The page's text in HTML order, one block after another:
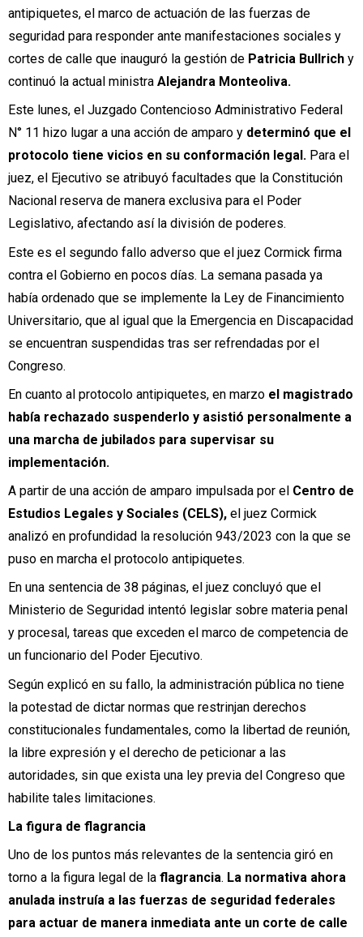
antipiquetes, el marco de actuación de las fuerzas de
seguridad para responder ante manifestaciones sociales y
cortes de calle que inauguró la gestión de Patricia Bullrich y
continuó la actual ministra Alejandra Monteoliva.
Este lunes, el Juzgado Contencioso Administrativo Federal
N° 11 hizo lugar a una acción de amparo y determinó que el
protocolo tiene vicios en su conformación legal. Para el
juez, el Ejecutivo se atribuyó facultades que la Constitución
Nacional reserva de manera exclusiva para el Poder
Legislativo, afectando así la división de poderes.
Este es el segundo fallo adverso que el juez Cormick firma
contra el Gobierno en pocos días. La semana pasada ya
había ordenado que se implemente la Ley de Financimiento
Universitario, que al igual que la Emergencia en Discapacidad
se encuentran suspendidas tras ser refrendadas por el
Congreso.
En cuanto al protocolo antipiquetes, en marzo el magistrado
había rechazado suspenderlo y asistió personalmente a
una marcha de jubilados para supervisar su
implementación.
A partir de una acción de amparo impulsada por el Centro de
Estudios Legales y Sociales (CELS), el juez Cormick
analizó en profundidad la resolución 943/2023 con la que se
puso en marcha el protocolo antipiquetes.
En una sentencia de 38 páginas, el juez concluyó que el
Ministerio de Seguridad intentó legislar sobre materia penal
y procesal, tareas que exceden el marco de competencia de
un funcionario del Poder Ejecutivo.
Según explicó en su fallo, la administración pública no tiene
la potestad de dictar normas que restrinjan derechos
constitucionales fundamentales, como la libertad de reunión,
la libre expresión y el derecho de peticionar a las
autoridades, sin que exista una ley previa del Congreso que
habilite tales limitaciones.
La figura de flagrancia
Uno de los puntos más relevantes de la sentencia giró en
torno a la figura legal de la flagrancia. La normativa ahora
anulada instruía a las fuerzas de seguridad federales
para actuar de manera inmediata ante un corte de calle